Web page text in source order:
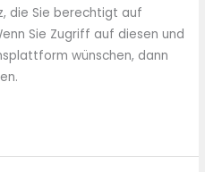
die Sie berechtigt auf
Sie Zugriff auf diesen und
wünschen, dann